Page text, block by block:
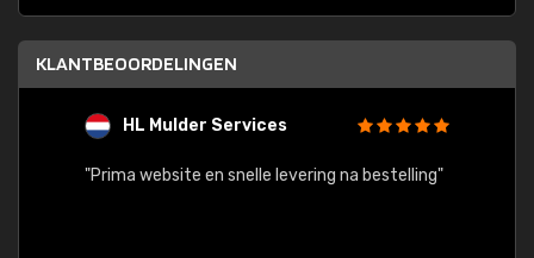
KLANTBEOORDELINGEN
HL Mulder Services
"Prima website en snelle levering na bestelling"